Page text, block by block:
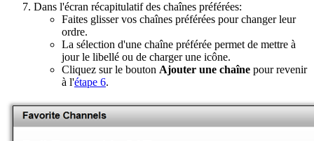
Dans l'écran récapitulatif des chaînes préférées:
Faites glisser vos chaînes préférées pour changer leur
ordre.
La sélection d'une chaîne préférée permet de mettre à
jour le libellé ou de charger une icône.
Cliquez sur le bouton Ajouter une chaîne pour revenir
à l'étape 6.